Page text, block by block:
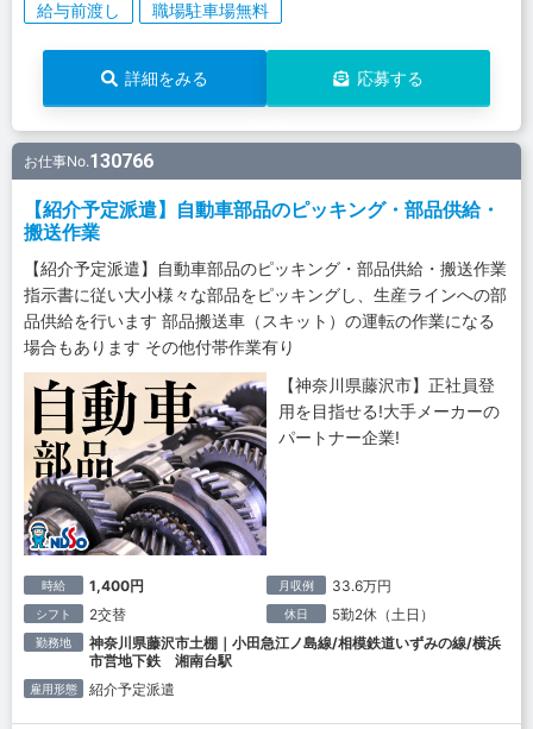
給与前渡し 職場駐車場無料
詳細をみる 応募する
お仕事No.130766
【紹介予定派遣】自動車部品のピッキング・部品供給・
搬送作業
【紹介予定派遣】自動車部品のピッキング・部品供給・搬送作業
指示書に従い大小様々な部品をピッキングし、生産ラインへの部
品供給を行います 部品搬送車（スキット）の運転の作業になる
場合もあります その他付帯作業有り
【神奈川県藤沢市】正社員登
用を目指せる!大手メーカーの
パートナー企業!
時給 1,400円 月収例 33.6万円
シフト 2交替 休日 5勤2休（土日）
勤務地
神奈川県藤沢市土棚｜小田急江ノ島線/相模鉄道いずみの線/横浜
市営地下鉄 湘南台駅
雇用形態 紹介予定派遣